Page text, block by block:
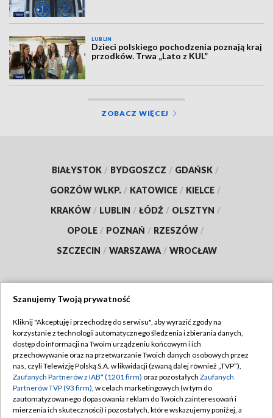
LUBLIN
Dzieci polskiego pochodzenia poznają kraj
przodków. Trwa „Lato z KUL”
ZOBACZ WIĘCEJ
BIAŁYSTOK / BYDGOSZCZ / GDAŃSK /
GORZÓW WLKP. / KATOWICE / KIELCE /
KRAKÓW / LUBLIN / ŁÓDŹ / OLSZTYN /
OPOLE / POZNAŃ / RZESZÓW /
SZCZECIN / WARSZAWA / WROCŁAW
TVP
Abonament TVP
Emisja w TVP
Centrum informacji TVP
Naziemna Telewizja Cyfrowa
Regulamin TVP
Polityka prywatności
Moje zgody
Szanujemy Twoją prywatność
Kliknij "Akceptuję i przechodzę do serwisu", aby wyrazić zgody na
korzystanie z technologii automatycznego śledzenia i zbierania danych,
dostęp do informacji na Twoim urządzeniu końcowym i ich
przechowywanie oraz na przetwarzanie Twoich danych osobowych przez
nas, czyli Telewizję Polską S.A. w likwidacji (zwaną dalej również „TVP”),
Zaufanych Partnerów z IAB* (1201 firm) oraz pozostałych Zaufanych
Partnerów TVP (93 firm), w celach marketingowych (w tym do
zautomatyzowanego dopasowania reklam do Twoich zainteresowań i
mierzenia ich skuteczności) i pozostałych, które wskazujemy poniżej, a